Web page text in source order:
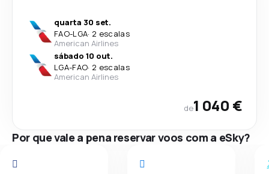
quarta 30 set.
FAO-LGA· 2 escalas
American Airlines
sábado 10 out.
LGA-FAO· 2 escalas
American Airlines
de1 040 €
Por que vale a pena reservar voos com a eSky?